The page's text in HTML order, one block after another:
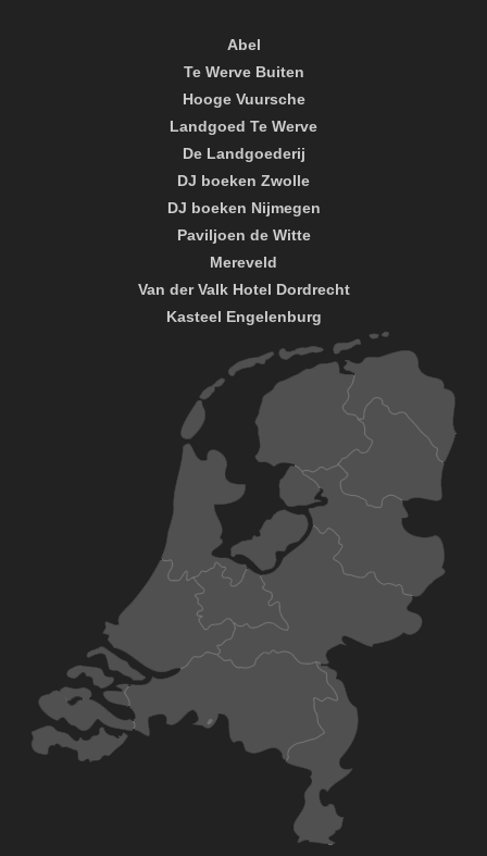
Abel
Te Werve Buiten
Hooge Vuursche
Landgoed Te Werve
De Landgoederij
DJ boeken Zwolle
DJ boeken Nijmegen
Paviljoen de Witte
Mereveld
Van der Valk Hotel Dordrecht
Kasteel Engelenburg